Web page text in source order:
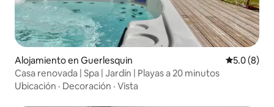
Alojamiento en Guerlesquin
5.0 (8)
Casa renovada | Spa | Jardín | Playas a 20 minutos
Ubicación · Decoración · Vista